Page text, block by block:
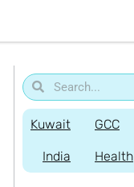
Kuwait GCC
India Health